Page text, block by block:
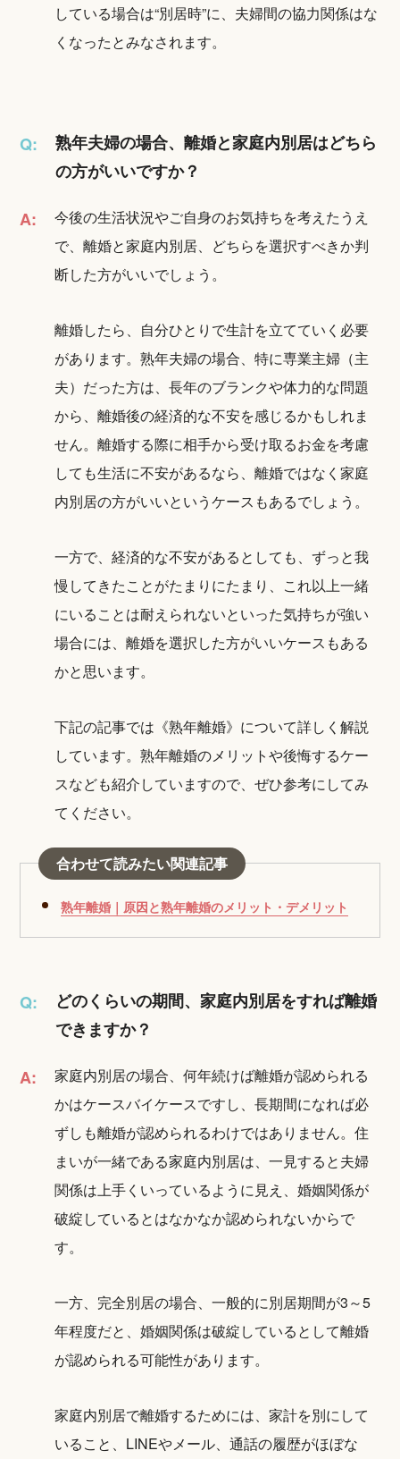
している場合は“別居時”に、夫婦間の協力関係はな
くなったとみなされます。
Q:
熟年夫婦の場合、離婚と家庭内別居はどちら
の方がいいですか？
A:
今後の生活状況やご自身のお気持ちを考えたうえ
で、離婚と家庭内別居、どちらを選択すべきか判
断した方がいいでしょう。
離婚したら、自分ひとりで生計を立てていく必要
があります。熟年夫婦の場合、特に専業主婦（主
夫）だった方は、長年のブランクや体力的な問題
から、離婚後の経済的な不安を感じるかもしれま
せん。離婚する際に相手から受け取るお金を考慮
しても生活に不安があるなら、離婚ではなく家庭
内別居の方がいいというケースもあるでしょう。
一方で、経済的な不安があるとしても、ずっと我
慢してきたことがたまりにたまり、これ以上一緒
にいることは耐えられないといった気持ちが強い
場合には、離婚を選択した方がいいケースもある
かと思います。
下記の記事では《熟年離婚》について詳しく解説
しています。熟年離婚のメリットや後悔するケー
スなども紹介していますので、ぜひ参考にしてみ
てください。
合わせて読みたい関連記事
熟年離婚｜原因と熟年離婚のメリット・デメリット
Q:
どのくらいの期間、家庭内別居をすれば離婚
できますか？
A:
家庭内別居の場合、何年続けば離婚が認められる
かはケースバイケースですし、長期間になれば必
ずしも離婚が認められるわけではありません。住
まいが一緒である家庭内別居は、一見すると夫婦
関係は上手くいっているように見え、婚姻関係が
破綻しているとはなかなか認められないからで
す。
一方、完全別居の場合、一般的に別居期間が3～5
年程度だと、婚姻関係は破綻しているとして離婚
が認められる可能性があります。
家庭内別居で離婚するためには、家計を別にして
いること、LINEやメール、通話の履歴がほぼな